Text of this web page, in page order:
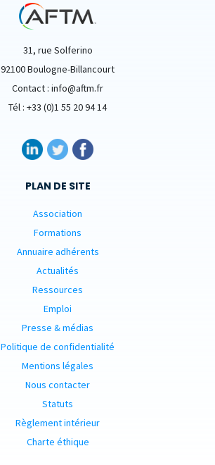
31, rue Solferino
92100 Boulogne-Billancourt
Contact : info@aftm.fr
Tél : +33 (0)1 55 20 94 14
PLAN DE SITE
Association
Formations
Annuaire adhérents
Actualités
Ressources
Emploi
Presse & médias
Politique de confidentialité
Mentions légales
Nous contacter
Statuts
Règlement intérieur
Charte éthique